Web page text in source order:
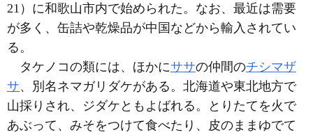
21）に和歌山市内で始められた。なお、最近は需要
が多く、缶詰や乾燥品が中国などから輸入されてい
る。
タケノコの類には、ほかにササの仲間のチシマザ
サ、別名ネマガリダケがある。北海道や東北地方で
山採りされ、ジダケともよばれる。とりたてを火で
あぶって、みそをつけて食べたり、皮のままゆでて